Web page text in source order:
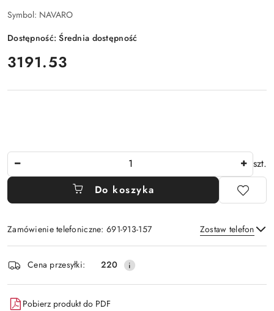
Symbol: NAVARO
Dostępność:Średnia dostępność
cena:
3191.53
szt.
Do koszyka
Zamówienie telefoniczne: 691-913-157 Zostaw telefon
Wyślij
Dostępność
i
dostawa
Cena przesyłki: 220
Pobierz produkt do PDF